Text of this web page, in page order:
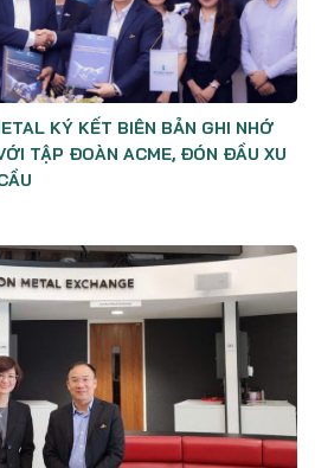
KÝ KẾT BIÊN BẢN GHI NHỚ
TẬP ĐOÀN ACME, ĐÓN ĐẦU XU